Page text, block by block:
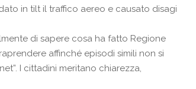
in tilt il traffico aereo e causato disagi
di sapere cosa ha fatto Regione
affinché episodi simili non si
I cittadini meritano chiarezza,